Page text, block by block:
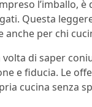
l’imballo,
Questa
anche per chi
di saper
e fiducia. Le
cucina senza